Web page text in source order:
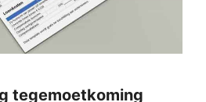
tegemoetkoming